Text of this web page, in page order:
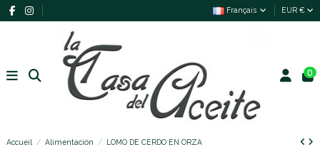
Français EUR €
0
Accueil Alimentación LOMO DE CERDO EN ORZA